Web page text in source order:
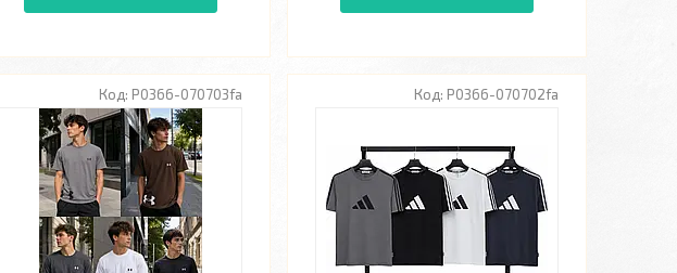
P0366-070703fa P0366-070702fa